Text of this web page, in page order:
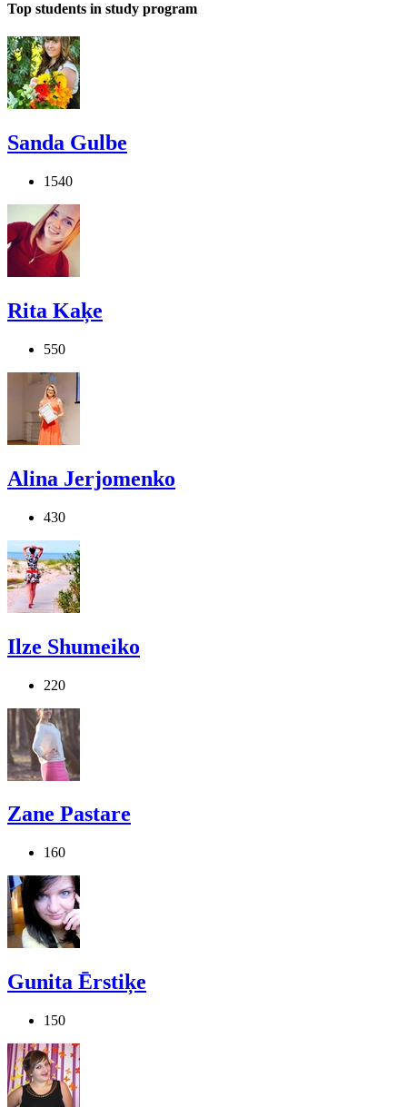
Top students in study program
Sanda Gulbe
1540
Rita Kaķe
550
Alina Jerjomenko
430
Ilze Shumeiko
220
Zane Pastare
160
Gunita Ērstiķe
150